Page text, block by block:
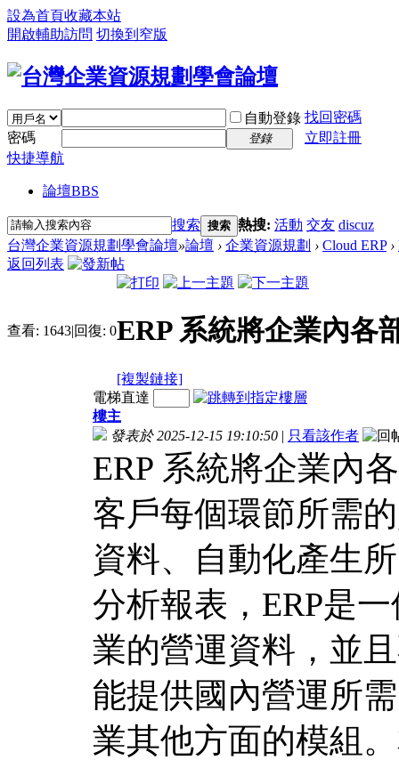
設為首頁收藏本站
開啟輔助訪問 切換到窄版
自動登錄 找回密碼
密碼
登錄
立即註冊
快捷導航
論壇BBS
搜索 搜索 熱搜: 活動 交友 discuz
台灣企業資源規劃學會論壇»論壇 › 企業資源規劃 › Cloud ERP ›
返回列表
查看: 1643|回復: 0ERP 系統將企業內各
[複製鏈接]
電梯直達
樓主
發表於 2025-12-15 19:10:50 | 只看該作者
ERP 系統將企業內
客戶每個環節所需
資料、自動化產生
分析報表，ERP是
業的營運資料，並
能提供國內營運所
業其他方面的模組